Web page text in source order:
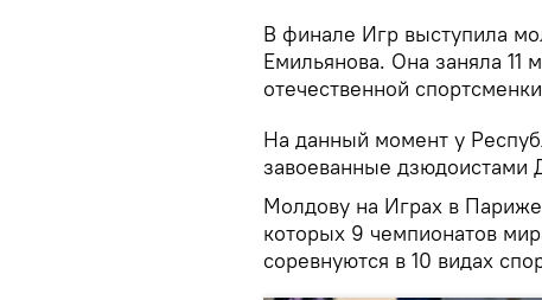
В финале Игр выступила
Емильянова. Она заняла 11
отечественной
На данный момент у
завоеванные
Молдову на Играх в
которых 9 чемпионатов
соревнуются в 10 видах